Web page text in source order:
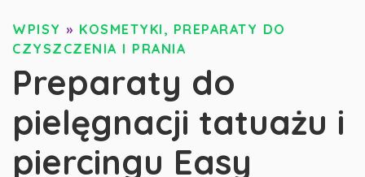
WPISY » KOSMETYKI, PREPARATY DO
CZYSZCZENIA I PRANIA
Preparaty do
pielęgnacji tatuażu i
piercingu Easy